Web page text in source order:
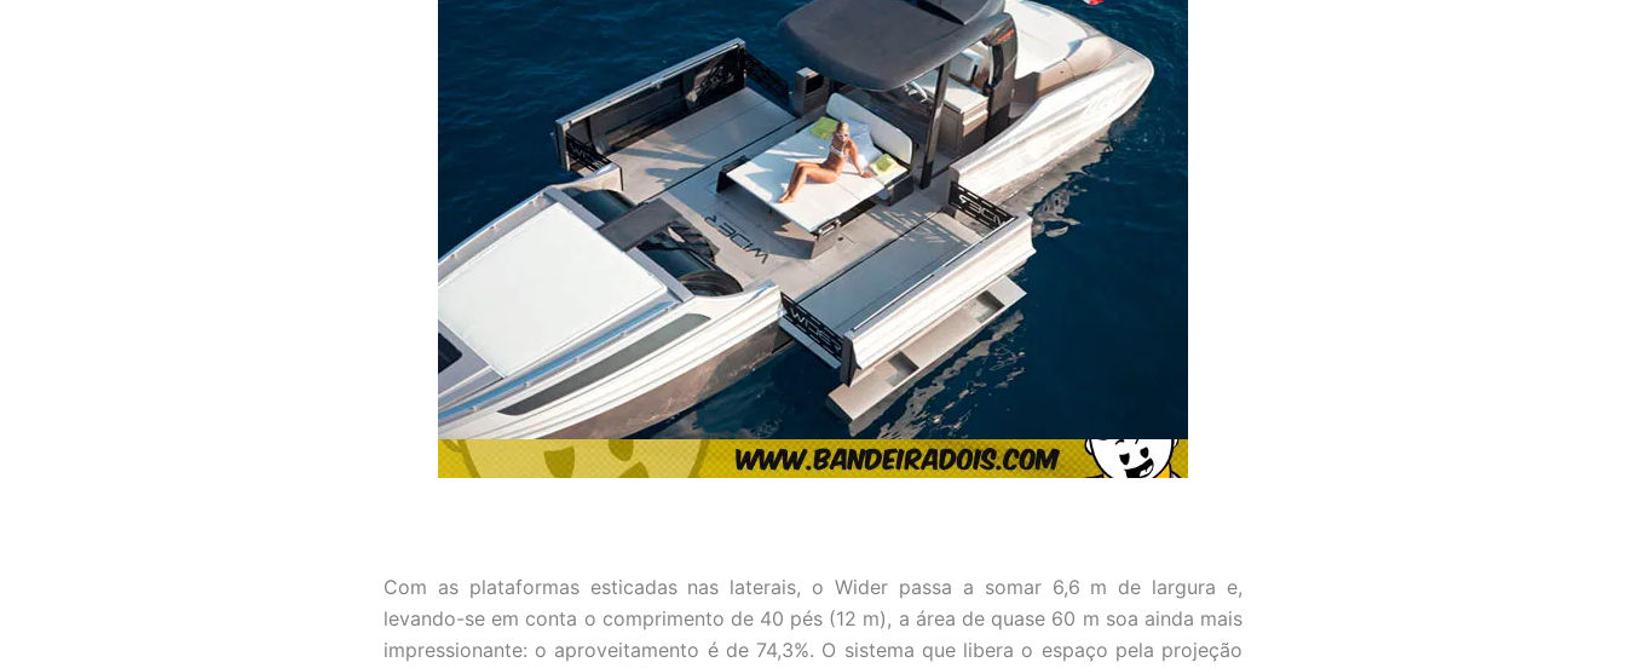
Com as plataformas esticadas nas laterais, o Wider passa a somar 6,6 m de largura e,
levando-se em conta o comprimento de 40 pés (12 m), a área de quase 60 m soa ainda mais
impressionante: o aproveitamento é de 74,3%. O sistema que libera o espaço pela projeção